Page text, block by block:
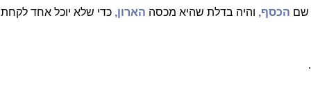
שם הכסף, והיה בדלת שהיא מכסה הארון, כדי שלא יוכל אחד לקחת